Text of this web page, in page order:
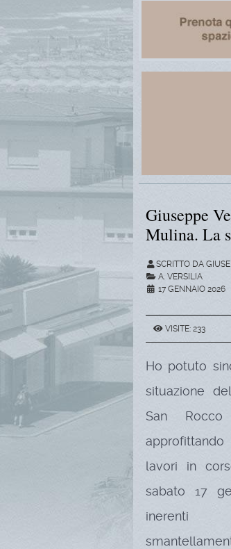
Giuseppe
Mulina. La
SCRITTO DA
A. VERSILIA
17 GENNAIO 2026
VISITE: 233
Ho potuto
situazione
San
lavori in
sabato 17